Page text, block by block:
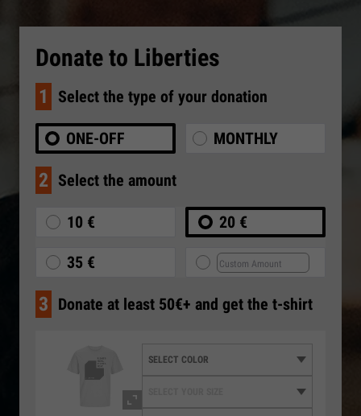
Donate to Liberties
1 Select the type of your donation
ONE-OFF MONTHLY
2 Select the amount
10 € 20 €
35 €
3 Donate at least 50€+ and get the t-shirt